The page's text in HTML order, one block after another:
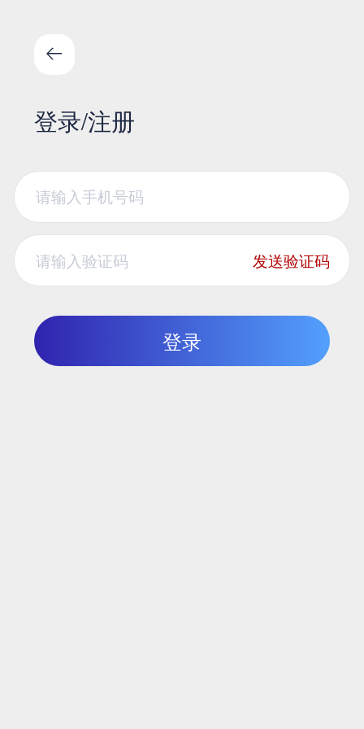
登录/注册
发送验证码
登录